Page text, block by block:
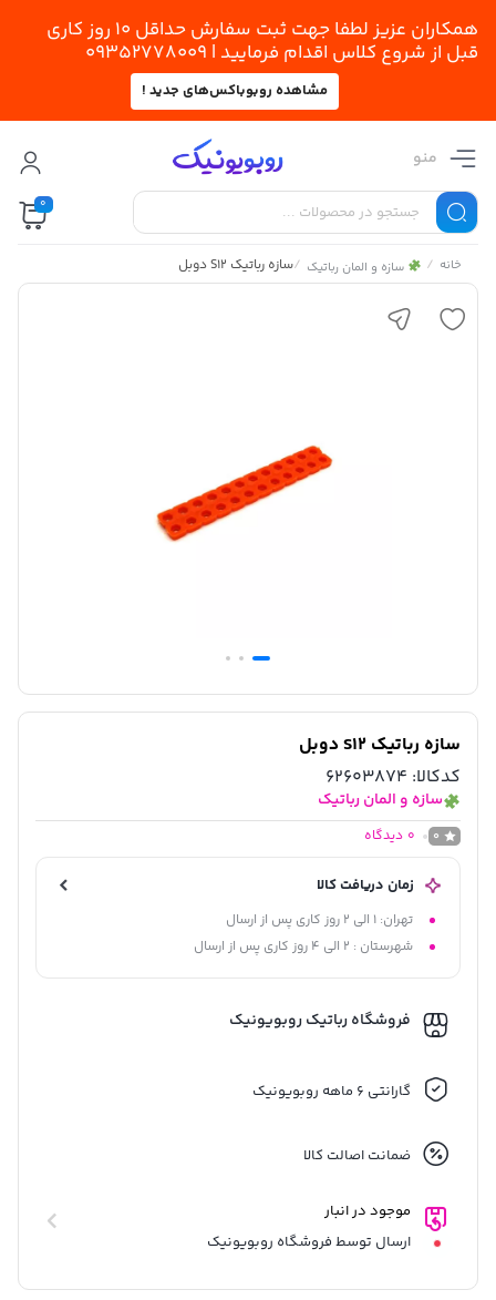
همکاران عزیز لطفا جهت ثبت سفارش حداقل 10 روز کاری
قبل از شروع کلاس اقدام فرمایید | 09352778009
مشاهده روبوباکس‌های جدید !
منو
0
خانه / سازه و المان رباتیک /سازه رباتیک S12 دوبل
سازه رباتیک S12 دوبل
کدکالا: 62603874
سازه و المان رباتیک
0
0 دیدگاه
زمان دریافت کالا
تهران: 1 الی 2 روز کاری پس از ارسال
شهرستان : 2 الی 4 روز کاری پس از ارسال
فروشگاه رباتیک روبویونیک
گارانتی 6 ماهه روبویونیک
ضمانت اصالت کالا
موجود در انبار
ارسال توسط فروشگاه روبویونیک